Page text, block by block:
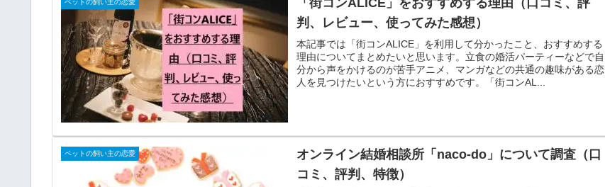
判、レビュー、使ってみた感想）
本記事では「街コンALICE」を利用して分かったこと、おすすめする
理由についてまとめたいと思います。立食の婚活パーティーなどで自
分から声をかけるのが苦手アニメ、マンガなどの共通の趣味がある恋
人を見つけたいという方におすすめです。「街コンAL...
ペットの飼い主の恋愛
オンライン結婚相談所「naco-do」について調査（口
コミ、評判、特徴）